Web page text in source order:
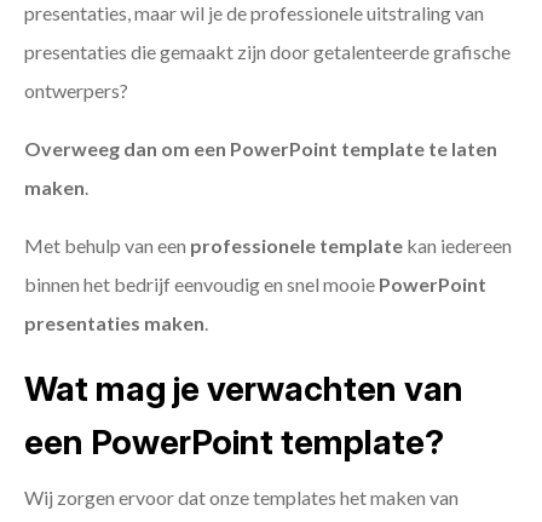
presentaties, maar wil je de professionele uitstraling van
presentaties die gemaakt zijn door getalenteerde grafische
ontwerpers?
Overweeg dan om een PowerPoint template te laten
maken.
Met behulp van een professionele template kan iedereen
binnen het bedrijf eenvoudig en snel mooie PowerPoint
presentaties maken.
Wat mag je verwachten van
een PowerPoint template?
Wij zorgen ervoor dat onze templates het maken van